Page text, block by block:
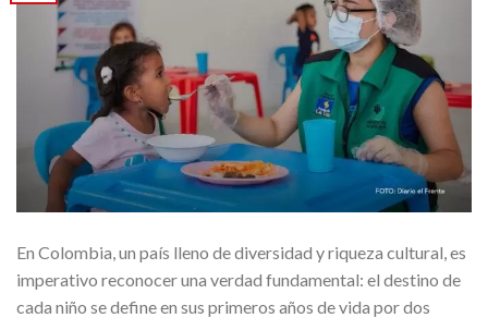
En Colombia, un país lleno de diversidad y riqueza cultural, es
imperativo reconocer una verdad fundamental: el destino de
cada niño se define en sus primeros años de vida por dos